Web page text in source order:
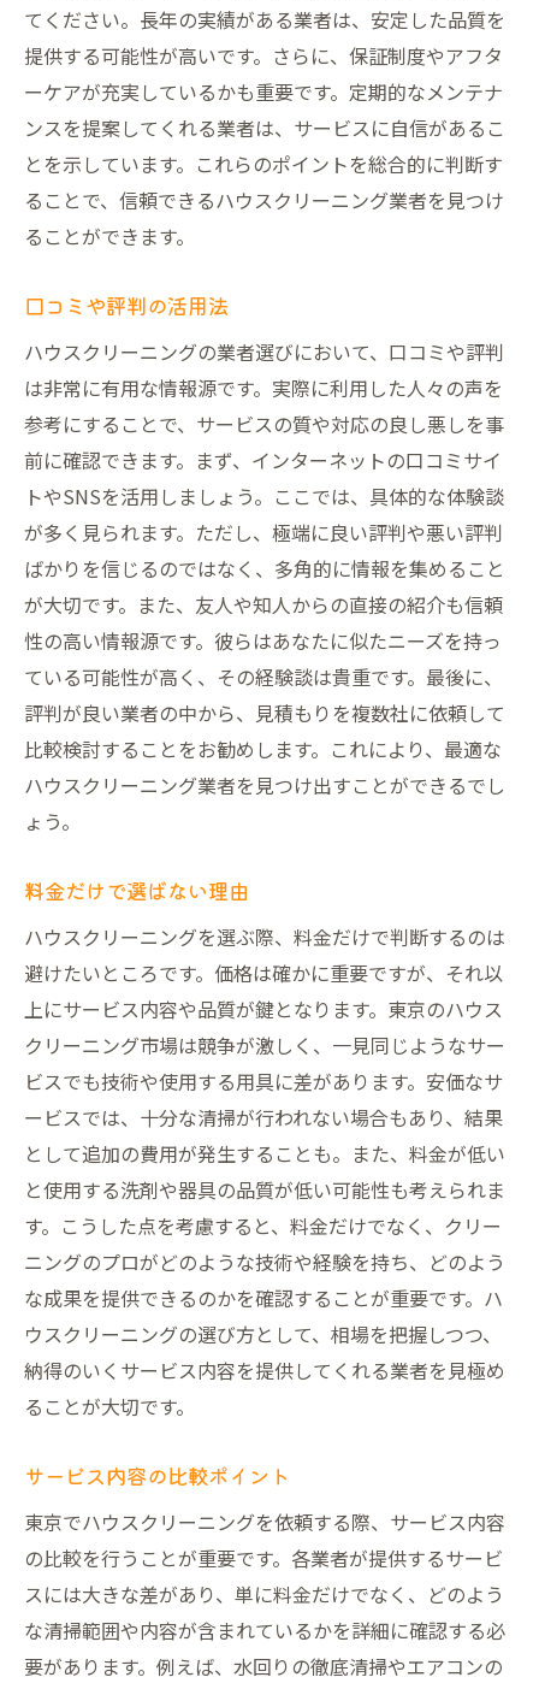
てください。長年の実績がある業者は、安定した品質を
提供する可能性が高いです。さらに、保証制度やアフタ
ーケアが充実しているかも重要です。定期的なメンテナ
ンスを提案してくれる業者は、サービスに自信があるこ
とを示しています。これらのポイントを総合的に判断す
ることで、信頼できるハウスクリーニング業者を見つけ
ることができます。
口コミや評判の活用法
ハウスクリーニングの業者選びにおいて、口コミや評判
は非常に有用な情報源です。実際に利用した人々の声を
参考にすることで、サービスの質や対応の良し悪しを事
前に確認できます。まず、インターネットの口コミサイ
トやSNSを活用しましょう。ここでは、具体的な体験談
が多く見られます。ただし、極端に良い評判や悪い評判
ばかりを信じるのではなく、多角的に情報を集めること
が大切です。また、友人や知人からの直接の紹介も信頼
性の高い情報源です。彼らはあなたに似たニーズを持っ
ている可能性が高く、その経験談は貴重です。最後に、
評判が良い業者の中から、見積もりを複数社に依頼して
比較検討することをお勧めします。これにより、最適な
ハウスクリーニング業者を見つけ出すことができるでし
ょう。
料金だけで選ばない理由
ハウスクリーニングを選ぶ際、料金だけで判断するのは
避けたいところです。価格は確かに重要ですが、それ以
上にサービス内容や品質が鍵となります。東京のハウス
クリーニング市場は競争が激しく、一見同じようなサー
ビスでも技術や使用する用具に差があります。安価なサ
ービスでは、十分な清掃が行われない場合もあり、結果
として追加の費用が発生することも。また、料金が低い
と使用する洗剤や器具の品質が低い可能性も考えられま
す。こうした点を考慮すると、料金だけでなく、クリー
ニングのプロがどのような技術や経験を持ち、どのよう
な成果を提供できるのかを確認することが重要です。ハ
ウスクリーニングの選び方として、相場を把握しつつ、
納得のいくサービス内容を提供してくれる業者を見極め
ることが大切です。
サービス内容の比較ポイント
東京でハウスクリーニングを依頼する際、サービス内容
の比較を行うことが重要です。各業者が提供するサービ
スには大きな差があり、単に料金だけでなく、どのよう
な清掃範囲や内容が含まれているかを詳細に確認する必
要があります。例えば、水回りの徹底清掃やエアコンの